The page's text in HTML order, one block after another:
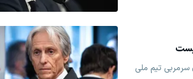
تیم ملی